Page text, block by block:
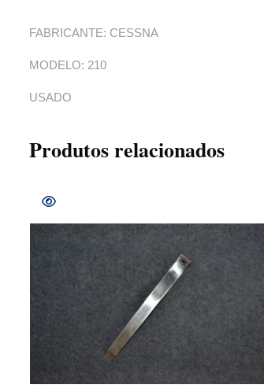
FABRICANTE: CESSNA
MODELO: 210
USADO
Produtos relacionados